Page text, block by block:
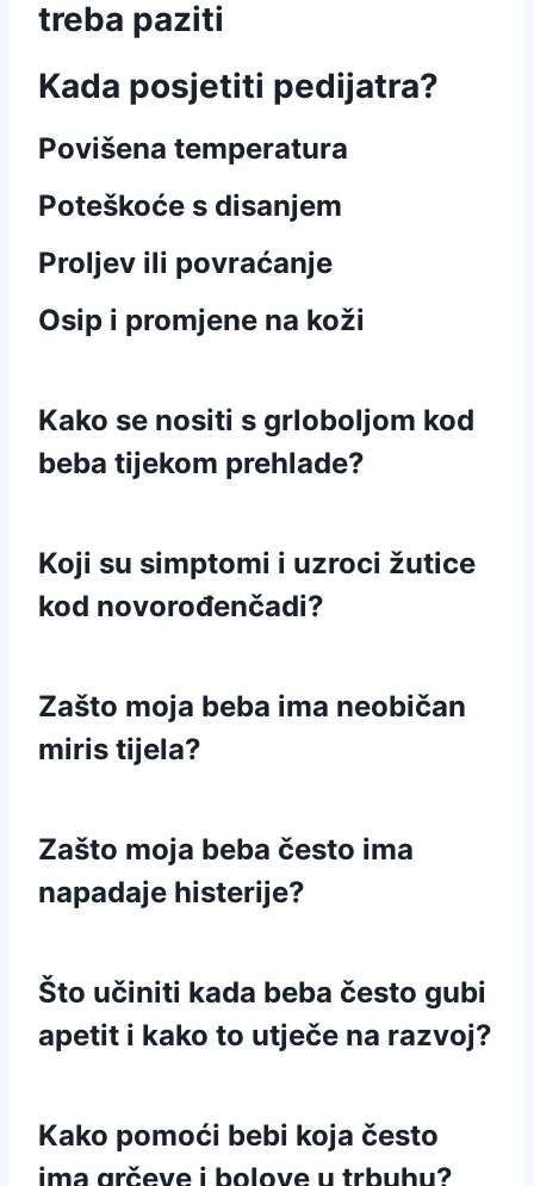
treba paziti
Kada posjetiti pedijatra?
Povišena temperatura
Poteškoće s disanjem
Proljev ili povraćanje
Osip i promjene na koži
Kako se nositi s grloboljom kod
beba tijekom prehlade?
Koji su simptomi i uzroci žutice
kod novorođenčadi?
Zašto moja beba ima neobičan
miris tijela?
Zašto moja beba često ima
napadaje histerije?
Što učiniti kada beba često gubi
apetit i kako to utječe na razvoj?
Kako pomoći bebi koja često
ima grčeve i bolove u trbuhu?